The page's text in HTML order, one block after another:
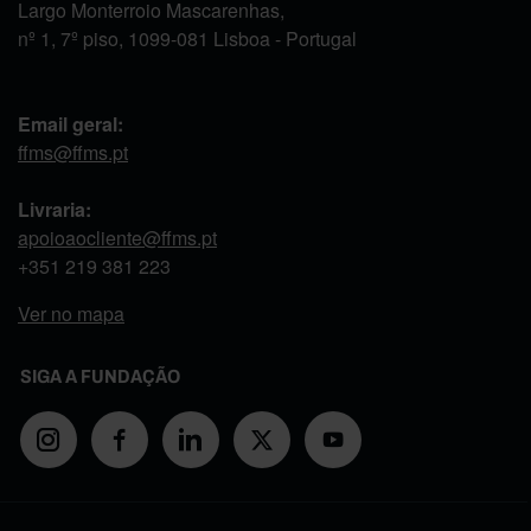
Largo Monterroio Mascarenhas,
nº 1, 7º piso, 1099-081 Lisboa - Portugal
Email geral:
ffms@ffms.pt
Livraria:
apoioaocliente@ffms.pt
+351 219 381 223
Ver no mapa
SIGA A FUNDAÇÃO